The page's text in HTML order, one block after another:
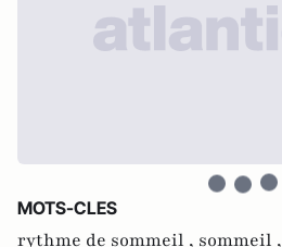
MOTS-CLES
rythme de sommeil , sommeil ,